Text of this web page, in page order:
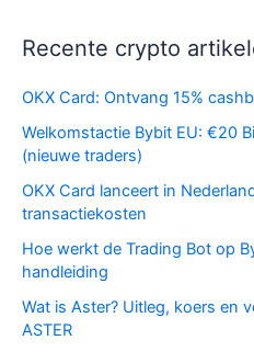
Recente crypto
OKX Card: Ontvang 15%
Welkomstactie Bybit EU: €20
(nieuwe traders)
OKX Card lanceert in
transactiekosten
Hoe werkt de Trading Bot op
handleiding
Wat is Aster? Uitleg, koers en
ASTER